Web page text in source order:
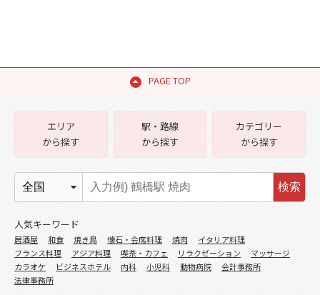
PAGE TOP
エリア
から探す
駅・路線
から探す
カテゴリー
から探す
検索
人気キーワード
居酒屋 和食 焼き鳥 懐石・会席料理 焼肉
イタリア料理
フランス料理
アジア料理 喫茶・カフェ リラクゼーション
マッサージ
カラオケ
ビジネスホテル 内科 小児科 動物病院
会計事務所
法律事務所